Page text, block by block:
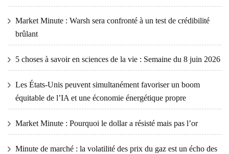
Market Minute : Warsh sera confronté à un test de crédibilité
brûlant
5 choses à savoir en sciences de la vie : Semaine du 8 juin 2026
Les États-Unis peuvent simultanément favoriser un boom
équitable de l’IA et une économie énergétique propre
Market Minute : Pourquoi le dollar a résisté mais pas l’or
Minute de marché : la volatilité des prix du gaz est un écho des